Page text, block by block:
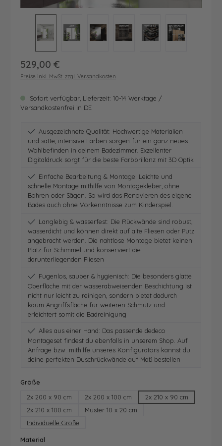
Regulärer Preis:
529,00 €
Preise inkl. MwSt. zzgl. Versandkosten
Sofort verfügbar, Lieferzeit: 10-14 Werktage /
Versandkostenfrei in DE
Ausgezeichnete Qualität: Hochwertige Materialien
und satte, intensive Farben sorgen für ein ganz neues
Wohlbefinden in deinem Badezimmer. Exzellenter
Digitaldruck sorgt für die beste Farbbrillanz mit 3D Optik
Einfache Bearbeitung & Montage: Leichte und
schnelle Montage mithilfe von Montagekleber, ohne
Bohren oder Sägen. So wird das Renovieren des eigene
Bades auch ohne Vorkenntnisse zum Kinderspiel.
Langlebig & wasserfest: Die Rückwände sind robust,
wasserdicht und können direkt auf alte Fliesen oder Putz
angebracht werden. Die nahtlose Montage bietet keinen
Platz für Schimmel und konserviert die
darunterliegenden Fliesen
Fugenlos, sauber & hygienisch: Die besonders glatte
Oberfläche mit der wasserabweisenden Beschichtung ist
nicht nur leicht zu reinigen, sondern bietet dadurch
kaum Angriffsfläche für weiteren Schmutz und
erleichtert somit die Badreinigung
Alles aus einer Hand: Das passende dedeco
Montageset findest du ebenfalls in unserem Shop. Auf
Anfrage bzw. mithilfe unseres Konfigurators kannst du
deine perfekten Duschrückwände auf Maß bestellen
Größe
2x 200 x 90 cm
2x 200 x 100 cm
2x 210 x 90 cm
2x 210 x 100 cm
Muster 10 x 20 cm
Individuelle Größe
Material